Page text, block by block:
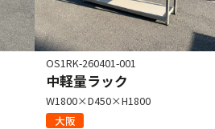
OS1RK-260401-001
中軽量ラック
W1800×D450×H1800
大阪